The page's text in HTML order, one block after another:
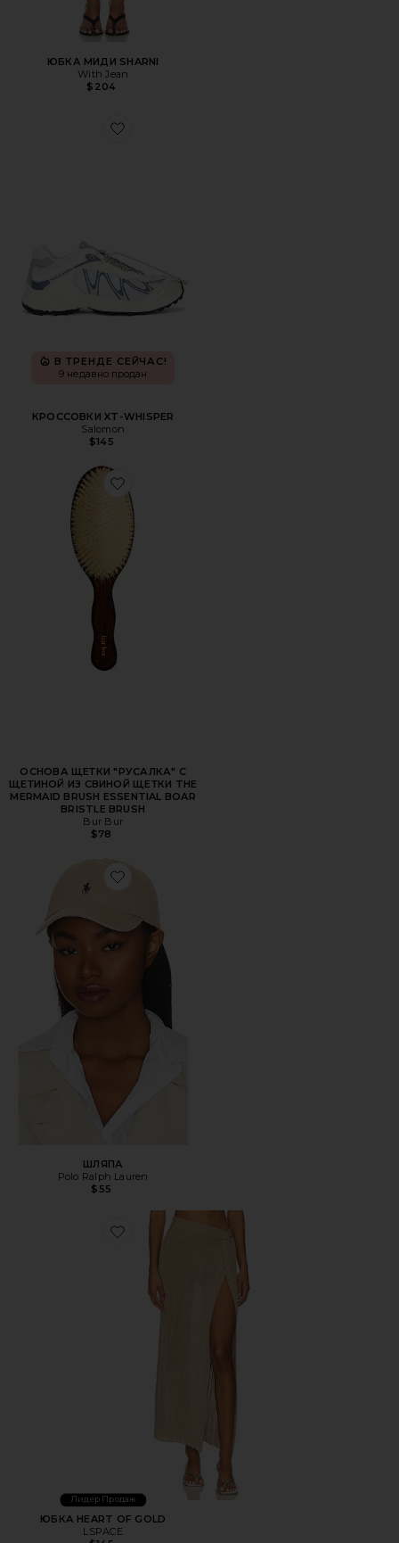
ЮБКА МИДИ SHARNI
With Jean
$204
Favorite КРОССОВКИ XT-WHISPER
В ТРЕНДЕ СЕЙЧАС!
9 недавно продан
КРОССОВКИ XT-WHISPER
Salomon
$145
Favorite ОСНОВА ЩЕТКИ "РУСАЛКА" С ЩЕТИНОЙ ИЗ
ОСНОВА ЩЕТКИ "РУСАЛКА" С
ЩЕТИНОЙ ИЗ СВИНОЙ ЩЕТКИ THE
MERMAID BRUSH ESSENTIAL BOAR
BRISTLE BRUSH
Bur Bur
$78
Favorite ШЛЯПА
ШЛЯПА
Polo Ralph Lauren
$55
Favorite ЮБКА HEART OF GOLD
Лидер Продаж
ЮБКА HEART OF GOLD
LSPACE